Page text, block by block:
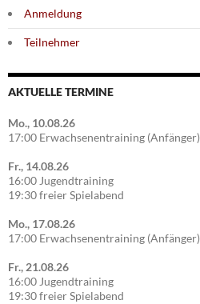
Anmeldung
Teilnehmer
AKTUELLE TERMINE
Mo., 10.08.26
17:00 Erwachsenentraining (Anfänger)
Fr., 14.08.26
16:00 Jugendtraining
19:30 freier Spielabend
Mo., 17.08.26
17:00 Erwachsenentraining (Anfänger)
Fr., 21.08.26
16:00 Jugendtraining
19:30 freier Spielabend